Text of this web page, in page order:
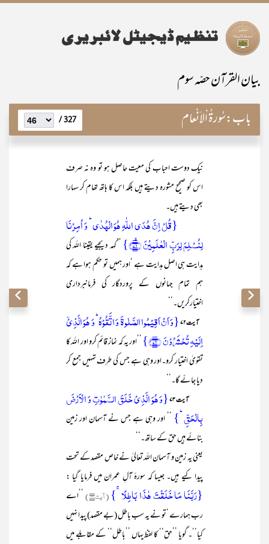
بیان القرآن حصّہ سوم
باب:سُورۃُ اْلاَنْعام 327 /
نیک دوست احباب کی معیت حاصل ہو تو وہ نہ صرف
اس کو صحیح مشورہ دیتے ہیں بلکہ اس کا ہاتھ تھام کر سہارا
بھی دیتے ہیں۔
{قُلۡ اِنَّ ہُدَی اللّٰہِ ہُوَ الۡہُدٰی ؕ وَ اُمِرۡنَا
لِنُسۡلِمَ لِرَبِّ الۡعٰلَمِیۡنَ ﴿ۙ۷۱﴾}
’’کہہ دیجیے یقینا اللہ کی
ہدایت ہی اصل ہدایت ہے ‘اور ہمیں تو حکم ہوا ہے کہ
ہم تمام جہانوں کے پروردگار کی فرمانبرداری
اختیارکریں۔‘‘
آیت ۷۲ {وَ اَنۡ اَقِیۡمُوا الصَّلٰوۃَ وَ اتَّقُوۡہُ ؕ وَ ہُوَ الَّذِیۡۤ
اِلَیۡہِ تُحۡشَرُوۡنَ ﴿۷۲﴾}
’’اور یہ کہ نماز قائم کرو اور اللہ کا
تقویٰ اختیار کرو۔اور وہی ہے جس کی طرف تمہیں جمع کر
دیا جائے گا۔‘‘
آیت ۷۳ {وَ ہُوَ الَّذِیۡ خَلَقَ السَّمٰوٰتِ وَ الۡاَرۡضَ
بِالۡحَقِّ ؕ} ’’ اور وہی ہے جس نے آسمان اور زمین
بنائے ہیں حق کے ساتھ۔‘‘
یعنی یہ زمین و آسمان اللہ تعالیٰ نے خاص مقصدکے تحت
پیدا کیے ہیں۔ جیسا کہ سورۂ آلِ عمران میں فرمایا گیا :
{رَبَّنَا مَا خَلَقۡتَ ہٰذَا بَاطِلًا ۚ}(آیت۱۹۱)
’’اے
رب ہمارے ‘تو نے یہ سب باطل (بے مقصد) پیدا نہیں
کیا‘‘۔ گویا ’’حق‘‘ کا لفظ یہاں ’’باطل‘‘ کے مقابلے میں